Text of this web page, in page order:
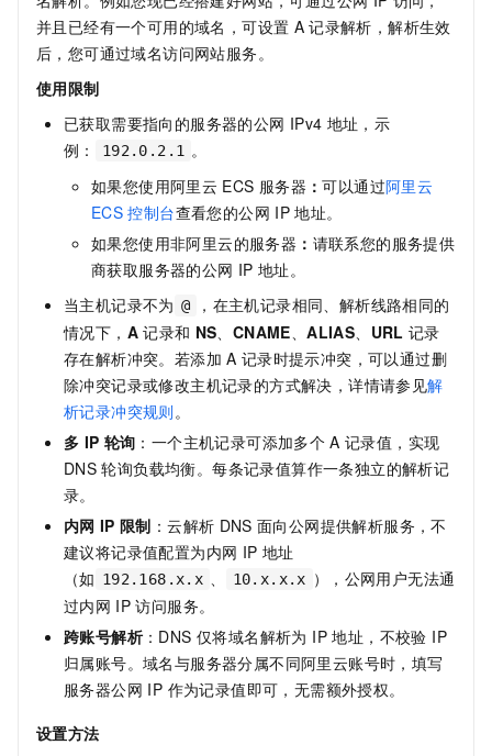
并且已经有一个可用的域名，可设置 A 记录解析，解析生效
后，您可通过域名访问网站服务。
使用限制
已获取需要指向的服务器的公网 IPv4 地址，示
例：
192.0.2.1 。
如果您使用阿里云 ECS 服务器 ：可以通过阿里云
ECS 控制台查看您的公网 IP 地址。
如果您使用非阿里云的服务器 ： 请联系您的服务提供
商获取服务器的公网 IP 地址。
当主机记录不为 @
，在主机记录相同、解析线路相同的
情况下， A 记录和 NS、 CNAME、ALIAS、 URL 记录
存在解析冲突。若添加 A 记录时提示冲突，可以通过删
除冲突记录或修改主机记录的方式解决，详情请参见解
析记录冲突规则。
多 IP 轮询 ：一个主机记录可添加多个 A 记录值，实现
DNS 轮询负载均衡。每条记录值算作一条独立的解析记
录。
内网 IP 限制 ：云解析 DNS 面向公网提供解析服务，不
建议将记录值配置为内网 IP 地址
（如 192.168.x.x 、 10.x.x.x ），公网用户无法通
过内网 IP 访问服务。
跨账号解析：DNS 仅将域名解析为 IP 地址，不校验 IP
归属账号。域名与服务器分属不同阿里云账号时，填写
服务器公网 IP 作为记录值即可，无需额外授权。
设置方法